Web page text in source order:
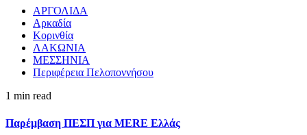
ΑΡΓΟΛΙΔΑ
Αρκαδία
Κορινθία
ΛΑΚΩΝΙΑ
ΜΕΣΣΗΝΙΑ
Περιφέρεια Πελοποννήσου
1 min read
Παρέμβαση ΠΕΣΠ για MERE Ελλάς